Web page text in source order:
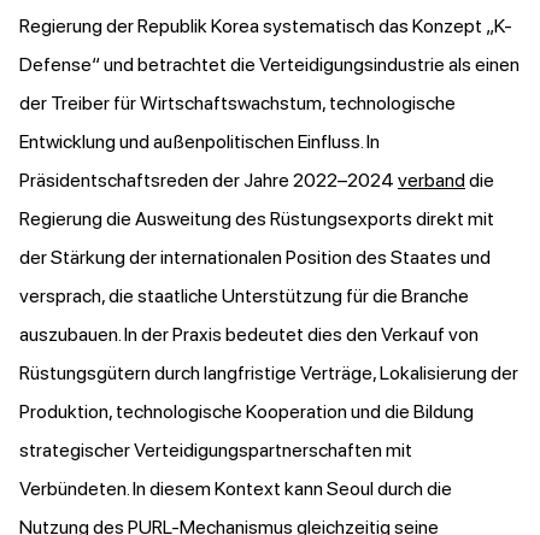
Regierung der Republik Korea systematisch das Konzept „K-
Defense“ und betrachtet die Verteidigungsindustrie als einen
der Treiber für Wirtschaftswachstum, technologische
Entwicklung und außenpolitischen Einfluss. In
Präsidentschaftsreden der Jahre 2022–2024 verbanddie
Regierung die Ausweitung des Rüstungsexports direkt mit
der Stärkung der internationalen Position des Staates und
versprach, die staatliche Unterstützung für die Branche
auszubauen. In der Praxis bedeutet dies den Verkauf von
Rüstungsgütern durch langfristige Verträge, Lokalisierung der
Produktion, technologische Kooperation und die Bildung
strategischer Verteidigungspartnerschaften mit
Verbündeten. In diesem Kontext kann Seoul durch die
Nutzung des PURL-Mechanismus gleichzeitig seine